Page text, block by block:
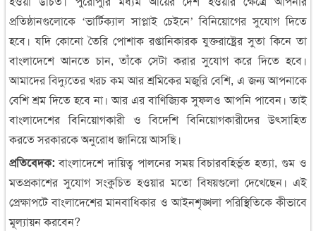
প্রতিষ্ঠানগুলোকে ‘ভার্টিক্যাল সাপ্লাই চেইনে’ বিনিয়োগের সুযোগ দিতে
হবে। যদি কোনো তৈরি পোশাক রপ্তানিকারক যুক্তরাষ্ট্রের সুতা কিনে তা
বাংলাদেশে আনতে চান, তাঁকে সেটা করার সুযোগ করে দিতে হবে।
আমাদের বিদ্যুতের খরচ কম আর শ্রমিকের মজুরি বেশি, এ জন্য আপনাকে
বেশি শ্রম দিতে হবে না। আর এর বাণিজ্যিক সুফলও আপনি পাবেন। তাই
বাংলাদেশের বিনিয়োগকারী ও বিদেশি বিনিয়োগকারীদের উৎসাহিত
করতে সরকারকে অনুরোধ জানিয়ে আসছি।
প্রতিবেদক: বাংলাদেশে দায়িত্ব পালনের সময় বিচারবহির্ভূত হত্যা, গুম ও
মতপ্রকাশের সুযোগ সংকুচিত হওয়ার মতো বিষয়গুলো দেখেছেন। এই
প্রেক্ষাপটে বাংলাদেশের মানবাধিকার ও আইনশৃঙ্খলা পরিস্থিতিকে কীভাবে
মূল্যায়ন করবেন?